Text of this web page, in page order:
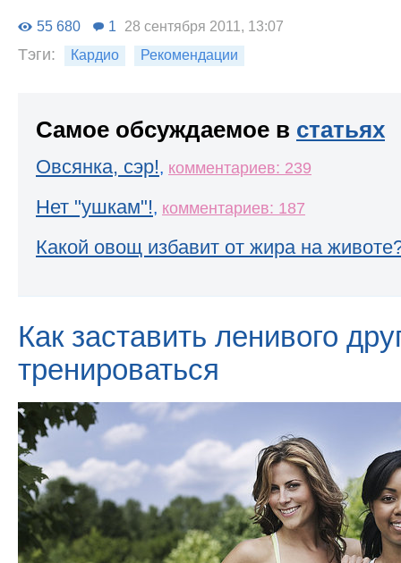
55 680 1 28 сентября 2011, 13:07
Тэги: Кардио Рекомендации
Самое обсуждаемое в статьях
Овсянка, сэр!, комментариев: 239
Нет "ушкам"!, комментариев: 187
Какой овощ избавит от жира на
Как заставить ленивого
тренироваться